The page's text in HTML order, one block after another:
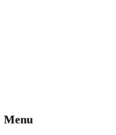
Menu